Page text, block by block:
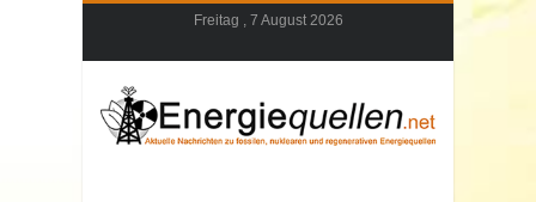
Freitag , 7 August 2026